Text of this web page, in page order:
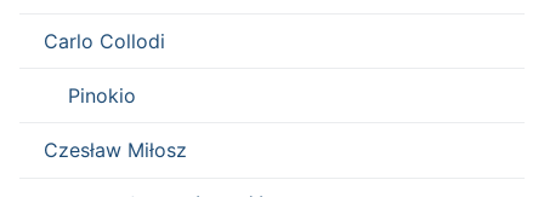
Carlo Collodi
Pinokio
Czesław Miłosz